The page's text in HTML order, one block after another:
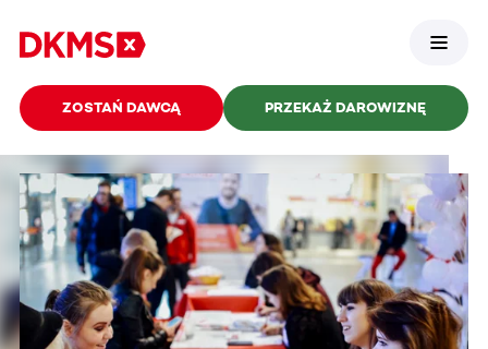
ZOSTAŃ DAWCĄ PRZEKAŻ DAROWIZNĘ